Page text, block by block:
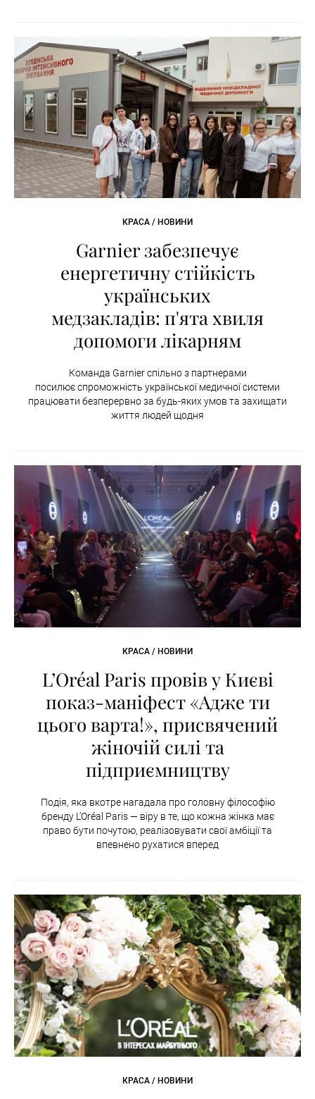
КРАСА / НОВИНИ
Garnier забезпечує
енергетичну стійкість
українських
медзакладів: п'ята хвиля
допомоги лікарням
Команда Garnier спільно з партнерами
посилює спроможність української медичної системи
працювати безперервно за будь-яких умов та захищати
життя людей щодня
КРАСА / НОВИНИ
L’Oréal Paris провів у Києві
показ-маніфест «Адже ти
цього варта!», присвячений
жіночій силі та
підприємництву
Подія, яка вкотре нагадала про головну філософію
бренду L’Oréal Paris — віру в те, що кожна жінка має
право бути почутою, реалізовувати свої амбіції та
впевнено рухатися вперед
КРАСА / НОВИНИ